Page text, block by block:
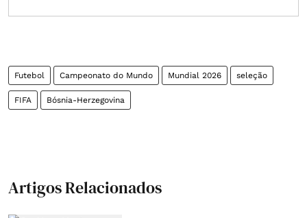
Futebol Campeonato do Mundo Mundial 2026 seleção
FIFA Bósnia-Herzegovina
Artigos Relacionados